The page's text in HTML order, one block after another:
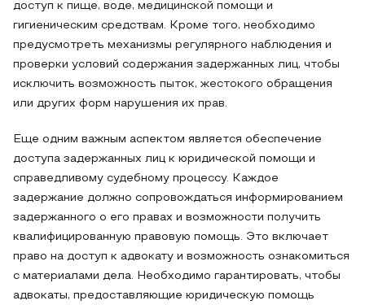
доступ к пище, воде, медицинской помощи и
гигиеническим средствам. Кроме того, необходимо
предусмотреть механизмы регулярного наблюдения и
проверки условий содержания задержанных лиц, чтобы
исключить возможность пыток, жестокого обращения
или других форм нарушения их прав.
Еще одним важным аспектом является обеспечение
доступа задержанных лиц к юридической помощи и
справедливому судебному процессу. Каждое
задержание должно сопровождаться информированием
задержанного о его правах и возможности получить
квалифицированную правовую помощь. Это включает
право на доступ к адвокату и возможность ознакомиться
с материалами дела. Необходимо гарантировать, чтобы
адвокаты, предоставляющие юридическую помощь